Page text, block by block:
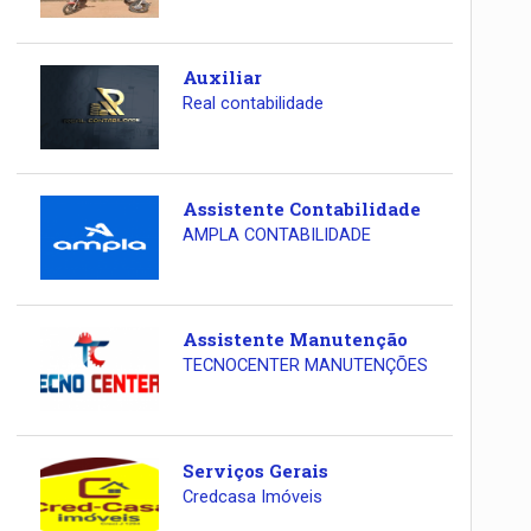
Auxiliar
Real contabilidade
Assistente Contabilidade
AMPLA CONTABILIDADE
Assistente Manutenção
TECNOCENTER MANUTENÇÕES
Serviços Gerais
Credcasa Imóveis